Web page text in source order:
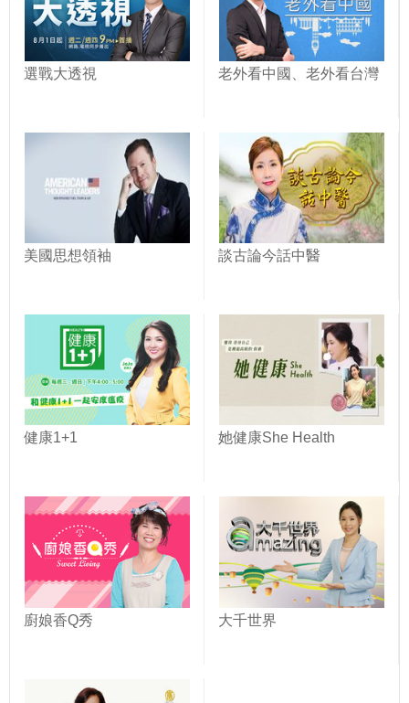
選戰大透視 老外看中國、老外看台灣
美國思想領袖 談古論今話中醫
健康1+1 她健康She Health
廚娘香Q秀 大千世界